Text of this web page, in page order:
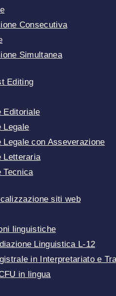
Consecutiva
Simultanea
Editing
Editoriale
Legale
Legale con Asseverazione
Letteraria
Tecnica
siti web
linguistiche
Linguistica L-12
in Interpretariato e
in lingua